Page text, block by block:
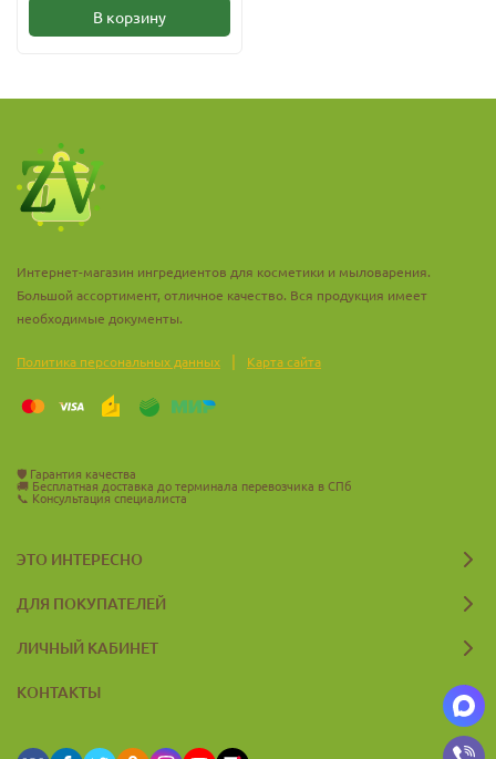
В корзину
Интернет-магазин ингредиентов для косметики и мыловарения.
Большой ассортимент, отличное качество. Вся продукция имеет
необходимые документы.
Политика персональных данных | Карта сайта
🛡️ Гарантия качества
🚚 Бесплатная доставка до терминала перевозчика в СПб
📞 Консультация специалиста
ЭТО ИНТЕРЕСНО
ДЛЯ ПОКУПАТЕЛЕЙ
ЛИЧНЫЙ КАБИНЕТ
КОНТАКТЫ